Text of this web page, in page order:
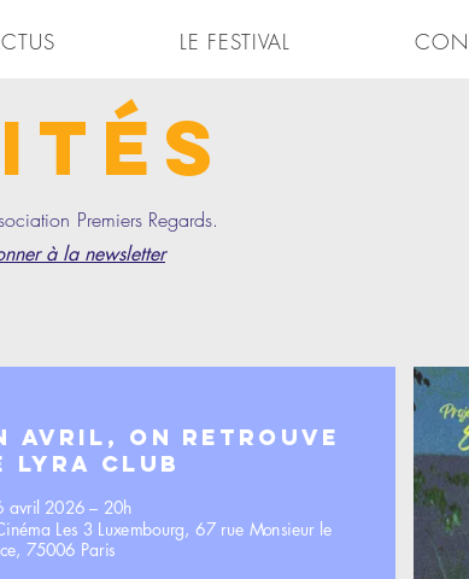
LE FESTIVAL
Premiers Regards.
à la newsletter
avril, on retrouve
Lyra Club
avril 2026 – 20h
Les 3 Luxembourg, 67 rue Monsieur le
75006 Paris